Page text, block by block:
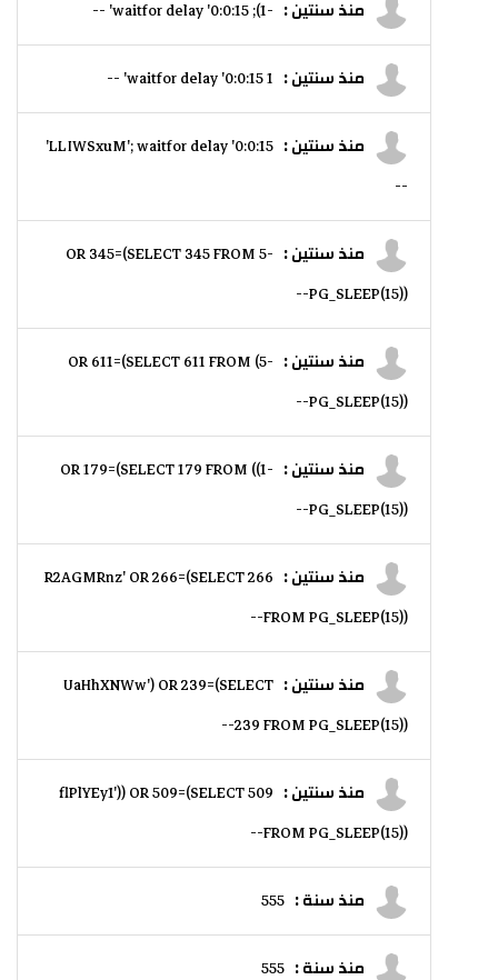
منذ سنتين : -1); waitfor delay '0:0:15' --
منذ سنتين : 1 waitfor delay '0:0:15' --
منذ سنتين :
LLIWSxuM'; waitfor delay '0:0:15'
--
منذ سنتين :
-5 OR 345=(SELECT 345 FROM
PG_SLEEP(15))--
منذ سنتين :
-5) OR 611=(SELECT 611 FROM
PG_SLEEP(15))--
منذ سنتين :
-1)) OR 179=(SELECT 179 FROM
PG_SLEEP(15))--
منذ سنتين : R2AGMRnz' OR 266=(SELECT 266
FROM PG_SLEEP(15))--
منذ سنتين : UaHhXNWw') OR 239=(SELECT
239 FROM PG_SLEEP(15))--
منذ سنتين : flPlYEy1')) OR 509=(SELECT 509
FROM PG_SLEEP(15))--
منذ سنة : 555
منذ سنة : 555